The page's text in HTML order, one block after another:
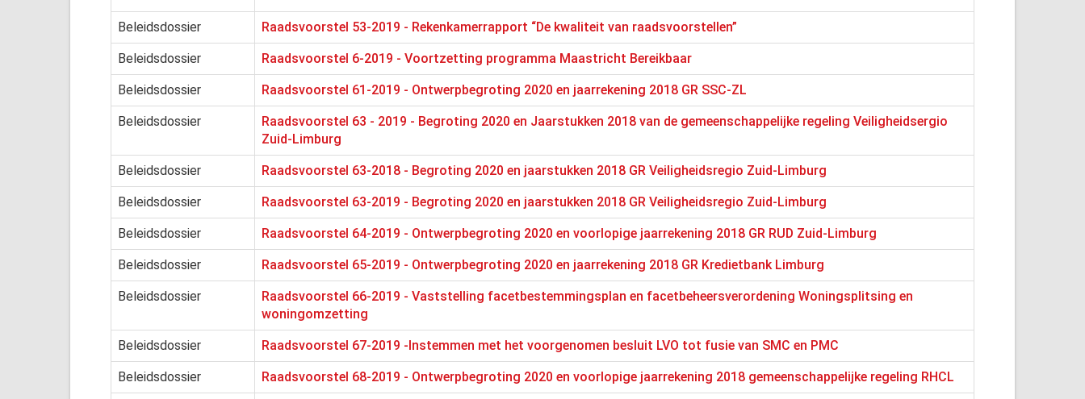
Beleidsdossier Raadsvoorstel 53-2019 - Rekenkamerrapport “De kwaliteit van raadsvoorstellen”
Beleidsdossier Raadsvoorstel 6-2019 - Voortzetting programma Maastricht Bereikbaar
Beleidsdossier Raadsvoorstel 61-2019 - Ontwerpbegroting 2020 en jaarrekening 2018 GR SSC-ZL
Beleidsdossier
Raadsvoorstel 63 - 2019 - Begroting 2020 en Jaarstukken 2018 van de gemeenschappelijke regeling Veiligheidsergio
Zuid-Limburg
Beleidsdossier Raadsvoorstel 63-2018 - Begroting 2020 en jaarstukken 2018 GR Veiligheidsregio Zuid-Limburg
Beleidsdossier Raadsvoorstel 63-2019 - Begroting 2020 en jaarstukken 2018 GR Veiligheidsregio Zuid-Limburg
Beleidsdossier Raadsvoorstel 64-2019 - Ontwerpbegroting 2020 en voorlopige jaarrekening 2018 GR RUD Zuid-Limburg
Beleidsdossier Raadsvoorstel 65-2019 - Ontwerpbegroting 2020 en jaarrekening 2018 GR Kredietbank Limburg
Beleidsdossier
Raadsvoorstel 66-2019 - Vaststelling facetbestemmingsplan en facetbeheersverordening Woningsplitsing en
woningomzetting
Beleidsdossier Raadsvoorstel 67-2019 -Instemmen met het voorgenomen besluit LVO tot fusie van SMC en PMC
Beleidsdossier Raadsvoorstel 68-2019 - Ontwerpbegroting 2020 en voorlopige jaarrekening 2018 gemeenschappelijke regeling RHCL